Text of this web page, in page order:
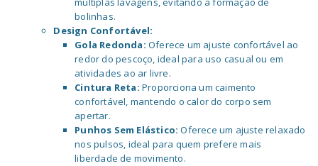
bolinhas.
Design Confortável:
Gola Redonda: Oferece um ajuste confortável ao
redor do pescoço, ideal para uso casual ou em
atividades ao ar livre.
Cintura Reta: Proporciona um caimento
confortável, mantendo o calor do corpo sem
apertar.
Punhos Sem Elástico: Oferece um ajuste relaxado
nos pulsos, ideal para quem prefere mais
liberdade de movimento.